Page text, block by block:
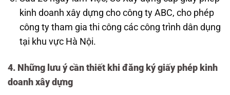
kinh doanh xây dựng cho công ty ABC, cho phép
công ty tham gia thi công các công trình dân dụng
tại khu vực Hà Nội.
4. Những lưu ý cần thiết khi đăng ký giấy phép kinh
doanh xây dựng